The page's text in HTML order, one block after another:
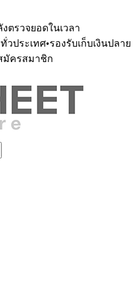
ตรวจยอดในเวลา
วประเทศ•รองรับเก็บเงินปลาย
มัครสมาชิก